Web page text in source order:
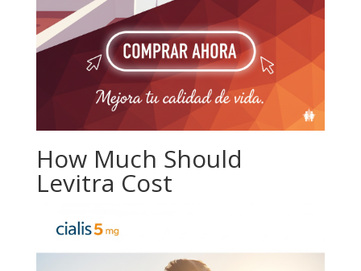
How Much Should
Levitra Cost